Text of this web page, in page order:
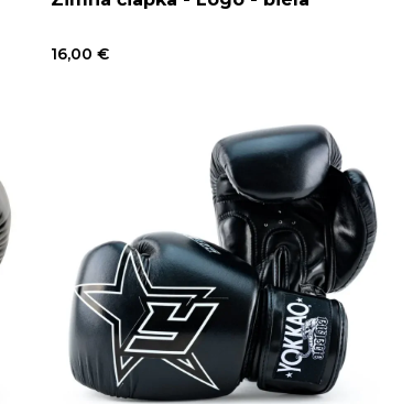
16,00 €